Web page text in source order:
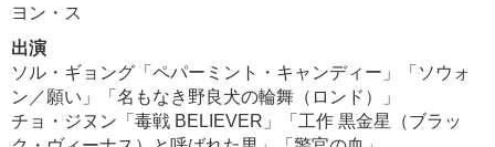
ヨン・ス
出演
ソル・ギョング「ペパーミント・キャンディー」「ソウォ
ン／願い」「名もなき野良犬の輪舞（ロンド）」
チョ・ジヌン「毒戦 BELIEVER」「工作 黒金星（ブラッ